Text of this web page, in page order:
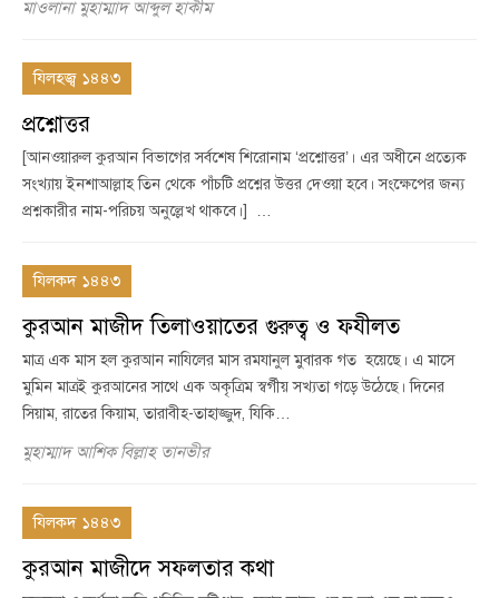
মাওলানা মুহাম্মাদ আব্দুল হাকীম
যিলহজ্ব ১৪৪৩
প্রশ্নোত্তর
[আনওয়ারুল কুরআন বিভাগের সর্বশেষ শিরোনাম ‘প্রশ্নোত্তর’। এর অধীনে প্রত্যেক
সংখ্যায় ইনশাআল্লাহ তিন থেকে পাঁচটি প্রশ্নের উত্তর দেওয়া হবে। সংক্ষেপের জন্য
প্রশ্নকারীর নাম-পরিচয় অনুল্লেখ থাকবে।] …
যিলকদ ১৪৪৩
কুরআন মাজীদ তিলাওয়াতের গুরুত্ব ও ফযীলত
মাত্র এক মাস হল কুরআন নাযিলের মাস রমযানুল মুবারক গত হয়েছে। এ মাসে
মুমিন মাত্রই কুরআনের সাথে এক অকৃত্রিম স্বর্গীয় সখ্যতা গড়ে উঠেছে। দিনের
সিয়াম, রাতের কিয়াম, তারাবীহ-তাহাজ্জুদ, যিকি…
মুহাম্মাদ আশিক বিল্লাহ তানভীর
যিলকদ ১৪৪৩
কুরআন মাজীদে সফলতার কথা